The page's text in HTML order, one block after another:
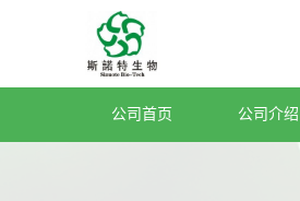
公司首页 公司介绍